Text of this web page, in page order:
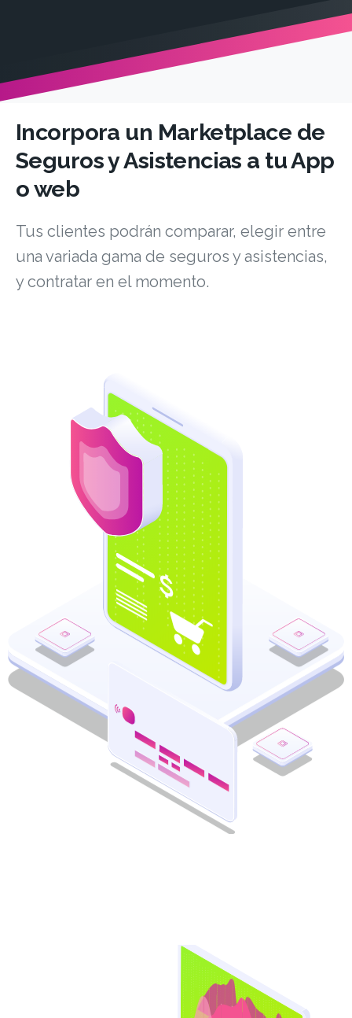
Incorpora un Marketplace de
Seguros y Asistencias a tu App
o web
Tus clientes podrán comparar, elegir entre
una variada gama de seguros y asistencias,
y contratar en el momento.